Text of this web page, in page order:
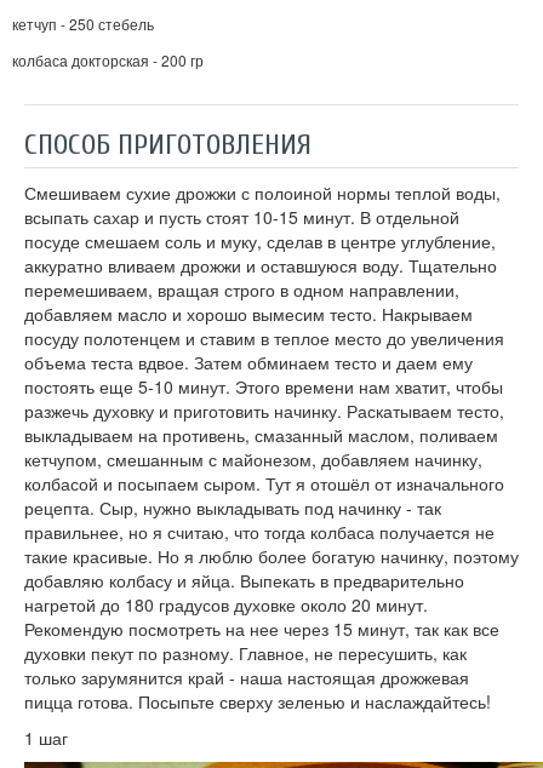
кетчуп - 250 стебель
колбаса докторская - 200 гр
СПОСОБ ПРИГОТОВЛЕНИЯ
Смешиваем сухие дрожжи с полоиной нормы теплой воды,
всыпать сахар и пусть стоят 10-15 минут. В отдельной
посуде смешаем соль и муку, сделав в центре углубление,
аккуратно вливаем дрожжи и оставшуюся воду. Тщательно
перемешиваем, вращая строго в одном направлении,
добавляем масло и хорошо вымесим тесто. Накрываем
посуду полотенцем и ставим в теплое место до увеличения
объема теста вдвое. Затем обминаем тесто и даем ему
постоять еще 5-10 минут. Этого времени нам хватит, чтобы
разжечь духовку и приготовить начинку. Раскатываем тесто,
выкладываем на противень, смазанный маслом, поливаем
кетчупом, смешанным с майонезом, добавляем начинку,
колбасой и посыпаем сыром. Тут я отошёл от изначального
рецепта. Сыр, нужно выкладывать под начинку - так
правильнее, но я считаю, что тогда колбаса получается не
такие красивые. Но я люблю более богатую начинку, поэтому
добавляю колбасу и яйца. Выпекать в предварительно
нагретой до 180 градусов духовке около 20 минут.
Рекомендую посмотреть на нее через 15 минут, так как все
духовки пекут по разному. Главное, не пересушить, как
только зарумянится край - наша настоящая дрожжевая
пицца готова. Посыпьте сверху зеленью и наслаждайтесь!
1 шаг